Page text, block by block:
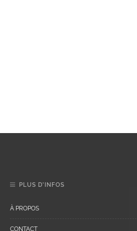
PLUS D’INFOS
À PROPOS
CONTACT